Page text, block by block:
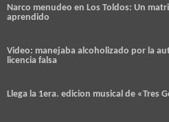
Narco menudeo en Los Toldos: Un
aprendido
Video: manejaba alcoholizado por la
licencia falsa
Llega la 1era. edicion musical de «Tres